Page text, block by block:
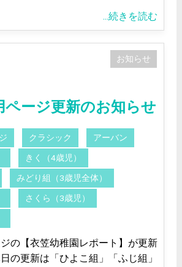
...続きを読む
ページ更新のお知らせ
お知らせ
クラシック アーバン
きく（4歳児）
みどり組（3歳児全体）
さくら（3歳児）
の【衣笠幼稚園レポート】が更新
の更新は「ひよこ組」「ふじ組」